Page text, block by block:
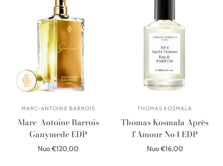
MARC-ANTOINE BARROIS
Marc-Antoine Barrois
Ganymede EDP
Nuo €120,00
THOMAS KOSMALA
Thomas Kosmala Après
l’Amour No4 EDP
Nuo €16,00